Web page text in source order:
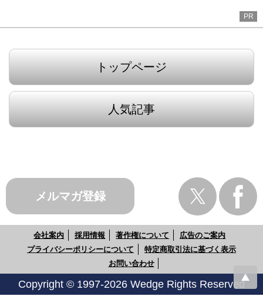
PR
トップページ
人気記事
メルマガ登録
会社案内 採用情報 著作権について
広告のご案内
プライバシーポリシーについて
特定商取引法に基づく表示
お問い合わせ
Copyright © 1997-2026 Wedge Rights Reserved